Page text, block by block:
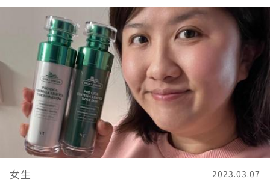
女生 2023.03.07